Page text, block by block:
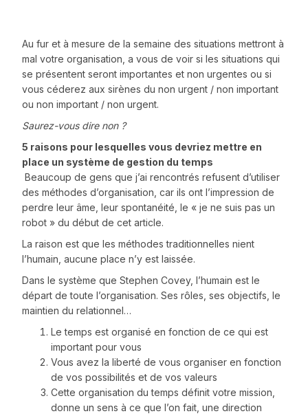
Au fur et à mesure de la semaine des situations mettront à
mal votre organisation, a vous de voir si les situations qui
se présentent seront importantes et non urgentes ou si
vous céderez aux sirènes du non urgent / non important
ou non important / non urgent.
Saurez-vous dire non ?
5 raisons pour lesquelles vous devriez mettre en
place un système de gestion du temps
Beaucoup de gens que j’ai rencontrés refusent d’utiliser
des méthodes d’organisation, car ils ont l’impression de
perdre leur âme, leur spontanéité, le « je ne suis pas un
robot » du début de cet article.
La raison est que les méthodes traditionnelles nient
l’humain, aucune place n’y est laissée.
Dans le système que Stephen Covey, l’humain est le
départ de toute l’organisation. Ses rôles, ses objectifs, le
maintien du relationnel…
Le temps est organisé en fonction de ce qui est
important pour vous
Vous avez la liberté de vous organiser en fonction
de vos possibilités et de vos valeurs
Cette organisation du temps définit votre mission,
donne un sens à ce que l’on fait, une direction